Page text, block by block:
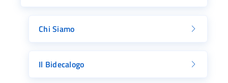
Chi Siamo
Il Bidecalogo